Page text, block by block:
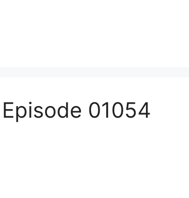
01054